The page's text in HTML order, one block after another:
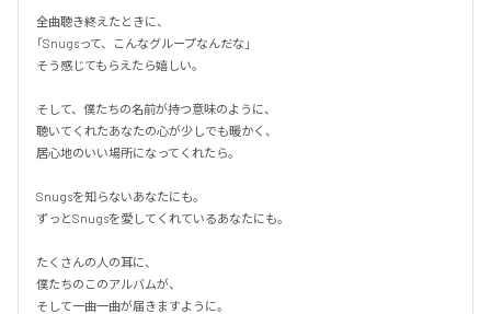
全曲聴き終えたときに、
「Snugsって、こんなグループなんだな」
そう感じてもらえたら嬉しい。
そして、僕たちの名前が持つ意味のように、
聴いてくれたあなたの心が少しでも暖かく、
居心地のいい場所になってくれたら。
Snugsを知らないあなたにも。
ずっとSnugsを愛してくれているあなたにも。
たくさんの人の耳に、
僕たちのこのアルバムが、
そして一曲一曲が届きますように。